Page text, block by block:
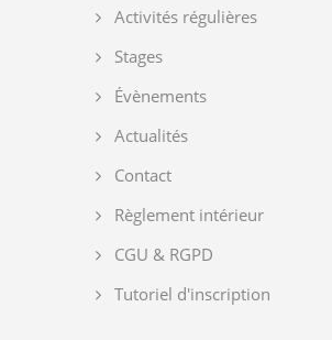
Activités régulières
Stages
Évènements
Actualités
Contact
Règlement intérieur
CGU & RGPD
Tutoriel d'inscription